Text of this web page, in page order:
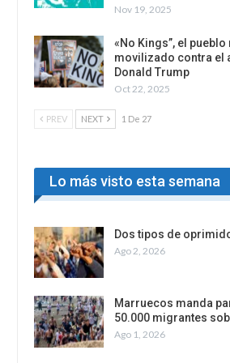
Nov 19, 2025
«No Kings”, el
movilizado contra el
Donald Trump
Oct 22, 2025
PREV NEXT 1 De 27
Lo más visto esta semana
Dos tipos de
Ago 2, 2026
Marruecos manda
50.000 migrantes
Ago 1, 2026